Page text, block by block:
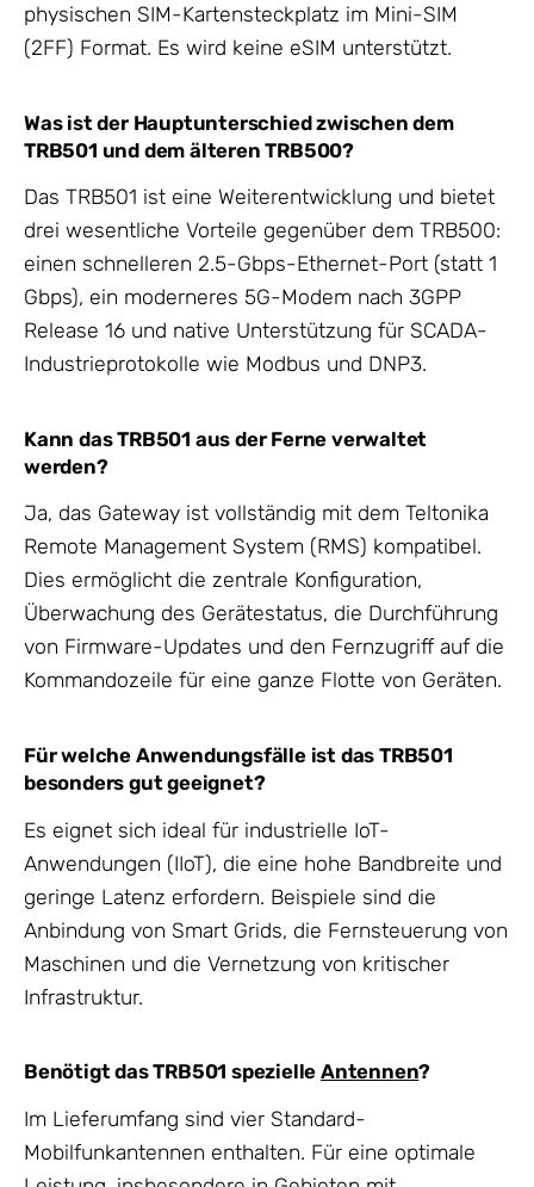
physischen SIM-Kartensteckplatz im Mini-SIM
(2FF) Format. Es wird keine eSIM unterstützt.
Was ist der Hauptunterschied zwischen dem
TRB501 und dem älteren TRB500?
Das TRB501 ist eine Weiterentwicklung und bietet
drei wesentliche Vorteile gegenüber dem TRB500:
einen schnelleren 2.5-Gbps-Ethernet-Port (statt 1
Gbps), ein moderneres 5G-Modem nach 3GPP
Release 16 und native Unterstützung für SCADA-
Industrieprotokolle wie Modbus und DNP3.
Kann das TRB501 aus der Ferne verwaltet
werden?
Ja, das Gateway ist vollständig mit dem Teltonika
Remote Management System (RMS) kompatibel.
Dies ermöglicht die zentrale Konfiguration,
Überwachung des Gerätestatus, die Durchführung
von Firmware-Updates und den Fernzugriff auf die
Kommandozeile für eine ganze Flotte von Geräten.
Für welche Anwendungsfälle ist das TRB501
besonders gut geeignet?
Es eignet sich ideal für industrielle IoT-
Anwendungen (IIoT), die eine hohe Bandbreite und
geringe Latenz erfordern. Beispiele sind die
Anbindung von Smart Grids, die Fernsteuerung von
Maschinen und die Vernetzung von kritischer
Infrastruktur.
Benötigt das TRB501 spezielleAntennen?
Im Lieferumfang sind vier Standard-
Mobilfunkantennen enthalten. Für eine optimale